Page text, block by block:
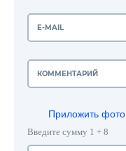
Приложить фото
Введите сумму 1 + 8